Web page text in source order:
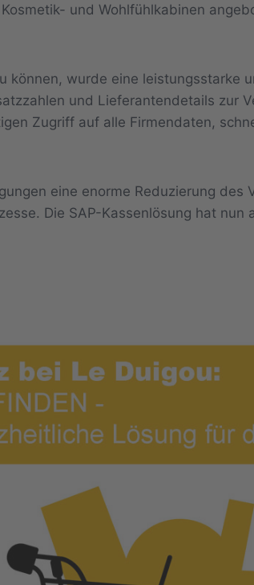
und Wohlfühlkabinen
wurde eine leistungsstarke
und Lieferantendetails zur
Zugriff auf alle Firmendaten,
eine enorme Reduzierung des
Die SAP-Kassenlösung hat nun